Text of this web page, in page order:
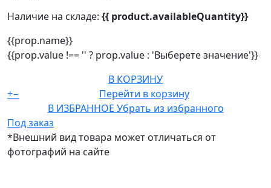
Наличие на складе: {{ product.availableQuantity}}
{{prop.name}}
{{prop.value !== '' ? prop.value : 'Выберете значение'}}
В КОРЗИНУ
+−
Перейти в корзину
В ИЗБРАННОЕ Убрать из избранного
Под заказ
*Внешний вид товара может отличаться от
фотографий на сайте